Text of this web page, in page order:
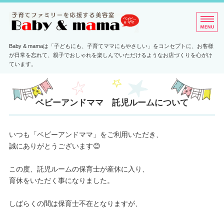
子育てファミリーを
Baby & mamaは「子どもにも、子育てママにもやさしい」をコンセプトに、お客様
が日常を忘れて、親子でおしゃれを楽しんでいただけるようなお店づくりを心がけ
ています。
ホーム
メニュー・料金
店舗情報
ご予約・お問い合わせ
ベビーアンドママ 託児ルームについて
いつも「ベビーアンドママ」をご利用いただき、
誠にありがとうございます😊
この度、託児ルームの保育士が産休に入り、
育休をいただく事になりました。
しばらくの間は保育士不在となりますが、